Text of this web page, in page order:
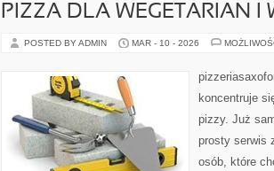
PIZZA DLA WEGETARIAN I
POSTED BY ADMIN MAR - 10 - 2026
koncentruje
pizzy. Już
prosty serwis
osób, które